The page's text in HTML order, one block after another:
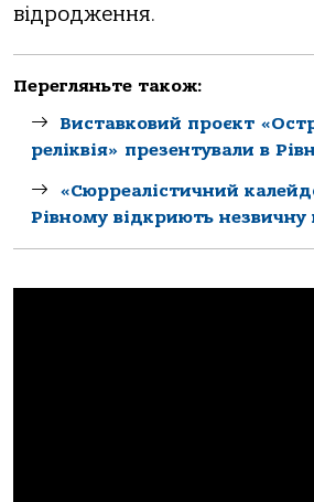
відродження.
Перегляньте також:
Виставковий проєкт
реліквія» презентували в
«Сюрреалістичний
Рівному відкриють незвичну